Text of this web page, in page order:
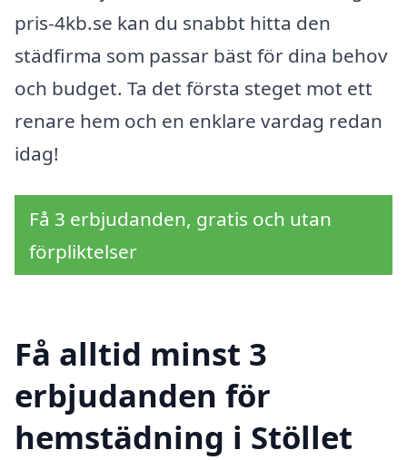
pris-4kb.se kan du snabbt hitta den
städfirma som passar bäst för dina behov
och budget. Ta det första steget mot ett
renare hem och en enklare vardag redan
idag!
Få 3 erbjudanden, gratis och utan
förpliktelser
Få alltid minst 3
erbjudanden för
hemstädning i Stöllet